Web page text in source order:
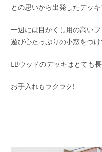
との思いから出発したデッキ
一辺には目かくし用の高い
遊び心たっぷりの小窓をつけ
LBウッドのデッキはとても長
お手入れもラクラク!